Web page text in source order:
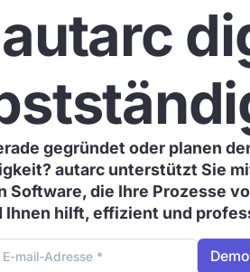
gegründet oder planen
autarc unterstützt Sie
Software, die Ihre Prozesse
Ihnen hilft, effizient und